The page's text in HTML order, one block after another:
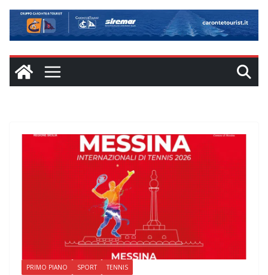
PRIMO PIANO SPORT TENNIS